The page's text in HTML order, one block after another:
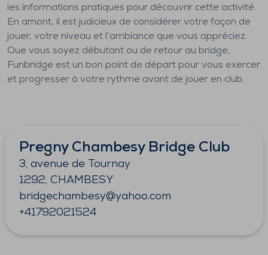
les informations pratiques pour découvrir cette activité.
En amont, il est judicieux de considérer votre façon de
jouer, votre niveau et l’ambiance que vous appréciez.
Que vous soyez débutant ou de retour au bridge,
Funbridge est un bon point de départ pour vous exercer
et progresser à votre rythme avant de jouer en club.
Pregny Chambesy Bridge Club
3, avenue de Tournay
1292, CHAMBESY
bridgechambesy@yahoo.com
+41792021524